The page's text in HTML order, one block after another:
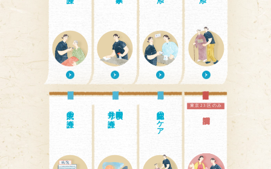
入院中の介護 日中・夜間の
見守り介護 認知症のケア
東京23区のみ